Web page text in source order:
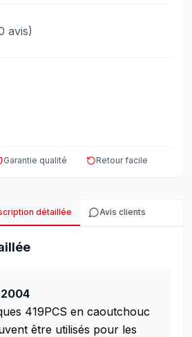
avis)
Garantie qualité Retour facile
détaillée Avis clients
419PCS en caoutchouc
être utilisés pour les